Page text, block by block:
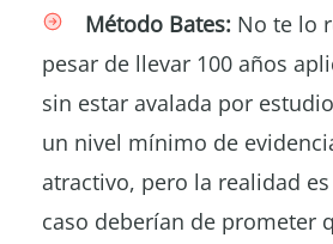
Método Bates: No te lo
pesar de llevar 100 años
sin estar avalada por
un nivel mínimo de
atractivo, pero la realidad
caso deberían de prometer